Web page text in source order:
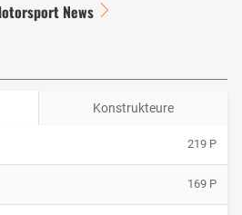
News
Konstrukteure
219 P
169 P